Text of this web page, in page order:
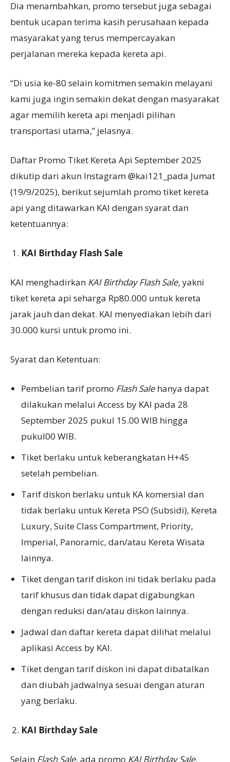
Dia menambahkan, promo tersebut juga sebagai
bentuk ucapan terima kasih perusahaan kepada
masyarakat yang terus mempercayakan
perjalanan mereka kepada kereta api.
“Di usia ke-80 selain komitmen semakin melayani
kami juga ingin semakin dekat dengan masyarakat
agar memilih kereta api menjadi pilihan
transportasi utama,” jelasnya.
Daftar Promo Tiket Kereta Api September 2025
dikutip dari akun Instagram @kai121_pada Jumat
(19/9/2025), berikut sejumlah promo tiket kereta
api yang ditawarkan KAI dengan syarat dan
ketentuannya:
KAI Birthday Flash Sale
KAI menghadirkan KAI Birthday Flash Sale, yakni
tiket kereta api seharga Rp80.000 untuk kereta
jarak jauh dan dekat. KAI menyediakan lebih dari
30.000 kursi untuk promo ini.
Syarat dan Ketentuan:
Pembelian tarif promo Flash Sale hanya dapat
dilakukan melalui Access by KAI pada 28
September 2025 pukul 15.00 WIB hingga
pukul00 WIB.
Tiket berlaku untuk keberangkatan H+45
setelah pembelian.
Tarif diskon berlaku untuk KA komersial dan
tidak berlaku untuk Kereta PSO (Subsidi), Kereta
Luxury, Suite Class Compartment, Priority,
Imperial, Panoramic, dan/atau Kereta Wisata
lainnya.
Tiket dengan tarif diskon ini tidak berlaku pada
tarif khusus dan tidak dapat digabungkan
dengan reduksi dan/atau diskon lainnya.
Jadwal dan daftar kereta dapat dilihat melalui
aplikasi Access by KAI.
Tiket dengan tarif diskon ini dapat dibatalkan
dan diubah jadwalnya sesuai dengan aturan
yang berlaku.
KAI Birthday Sale
Selain Flash Sale, ada promo KAI Birthday Sale,